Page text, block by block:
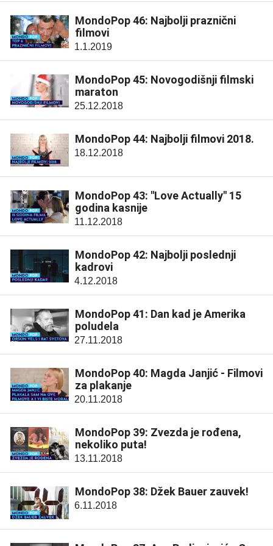
MondoPop 46: Najbolji praznični
filmovi
1.1.2019
MondoPop 45: Novogodišnji filmski
maraton
25.12.2018
MondoPop 44: Najbolji filmovi 2018.
18.12.2018
MondoPop 43: "Love Actually" 15
godina kasnije
11.12.2018
MondoPop 42: Najbolji poslednji
kadrovi
4.12.2018
MondoPop 41: Dan kad je Amerika
poludela
27.11.2018
MondoPop 40: Magda Janjić - Filmovi
za plakanje
20.11.2018
MondoPop 39: Zvezda je rođena,
nekoliko puta!
13.11.2018
MondoPop 38: Džek Bauer zauvek!
6.11.2018